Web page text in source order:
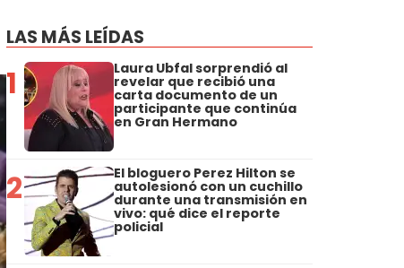
LAS MÁS LEÍDAS
1 Laura Ubfal sorprendió al
revelar que recibió una
carta documento de un
participante que continúa
en Gran Hermano
2 El bloguero Perez Hilton se
autolesionó con un cuchillo
durante una transmisión en
vivo: qué dice el reporte
policial